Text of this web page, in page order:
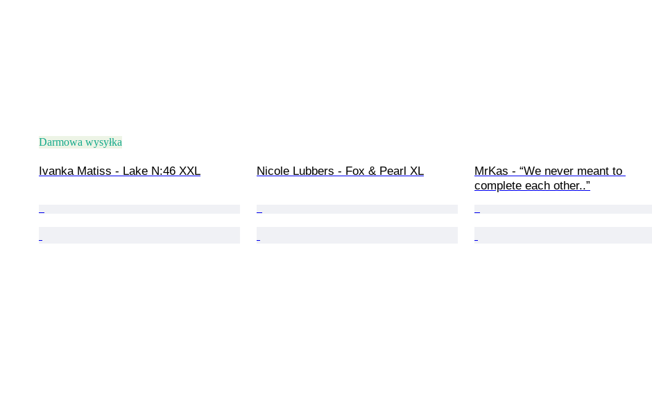
Darmowa wysyłka
Ivanka Matiss - Lake N:46 XXL Nicole Lubbers - Fox & Pearl XL
MrKas - “We never meant to
complete each other..”